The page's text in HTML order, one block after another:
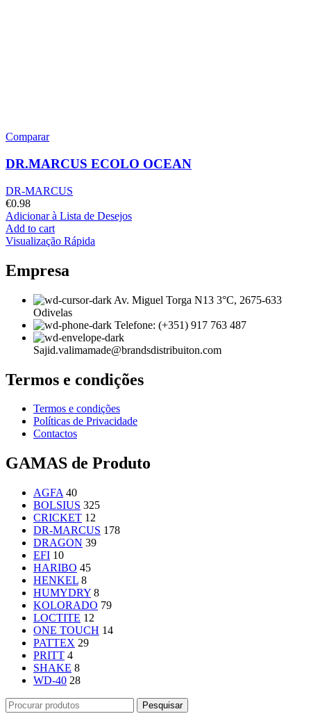
Comparar
DR.MARCUS ECOLO OCEAN
DR-MARCUS
€0.98
Adicionar à Lista de Desejos
Add to cart
Visualização Rápida
Empresa
Av. Miguel Torga N13 3°C, 2675-633
Odivelas
Telefone: (+351) 917 763 487
Sajid.valimamade@brandsdistribuiton.com
Termos e condições
Termos e condições
Políticas de Privacidade
Contactos
GAMAS de Produto
AGFA 40
BOLSIUS 325
CRICKET 12
DR-MARCUS 178
DRAGON 39
EFI 10
HARIBO 45
HENKEL 8
HUMYDRY 8
KOLORADO 79
LOCTITE 12
ONE TOUCH 14
PATTEX 29
PRITT 4
SHAKE 8
WD-40 28
Pesquisar